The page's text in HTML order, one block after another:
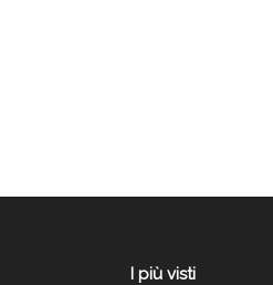
I più visti